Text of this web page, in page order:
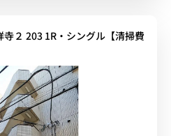
２ 203 1R・シングル【清掃費